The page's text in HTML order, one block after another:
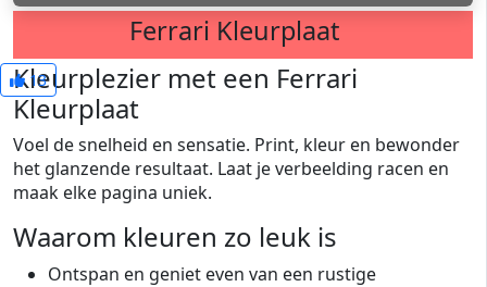
Ferrari Kleurplaat
13
Kleurplezier met een Ferrari
Kleurplaat
Voel de snelheid en sensatie. Print, kleur en bewonder
het glanzende resultaat. Laat je verbeelding racen en
maak elke pagina uniek.
Waarom kleuren zo leuk is
Ontspan en geniet even van een rustige